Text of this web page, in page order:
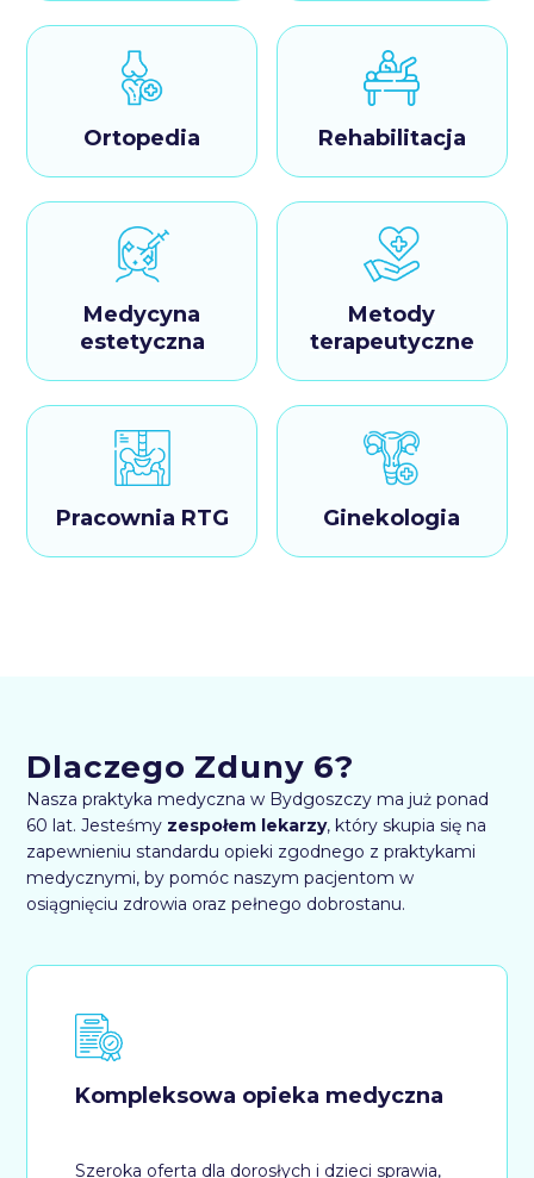
Ortopedia Rehabilitacja
Medycyna
estetyczna
Metody
terapeutyczne
Pracownia RTG Ginekologia
Dlaczego Zduny 6?
Nasza praktyka medyczna w Bydgoszczy ma już ponad
60 lat. Jesteśmy zespołem lekarzy, który skupia się na
zapewnieniu standardu opieki zgodnego z praktykami
medycznymi, by pomóc naszym pacjentom w
osiągnięciu zdrowia oraz pełnego dobrostanu.
Kompleksowa opieka medyczna
Szeroka oferta dla dorosłych i dzieci sprawia,